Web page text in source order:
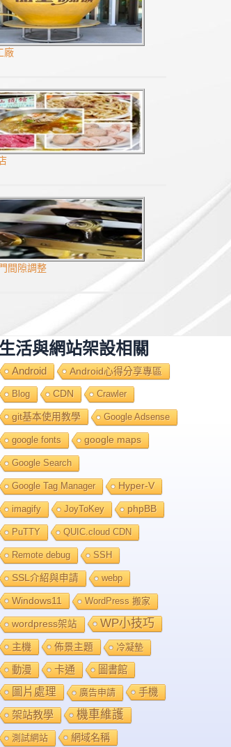
廠
間隙調整
生活與網站架設相關
Android Android心得分享專區
Blog CDN Crawler
git基本使用教學 Google Adsense
google fonts google maps
Google Search
Google Tag Manager Hyper-V
imagify JoyToKey phpBB
PuTTY QUIC.cloud CDN
Remote debug SSH
SSL介紹與申請 webp
Windows11 WordPress 搬家
wordpress架站 WP小技巧
主機 佈景主題 冷凝墊
動漫 卡通 圖書館
圖片處理 廣告申請 手機
架站教學 機車維護
測試網站 網域名稱